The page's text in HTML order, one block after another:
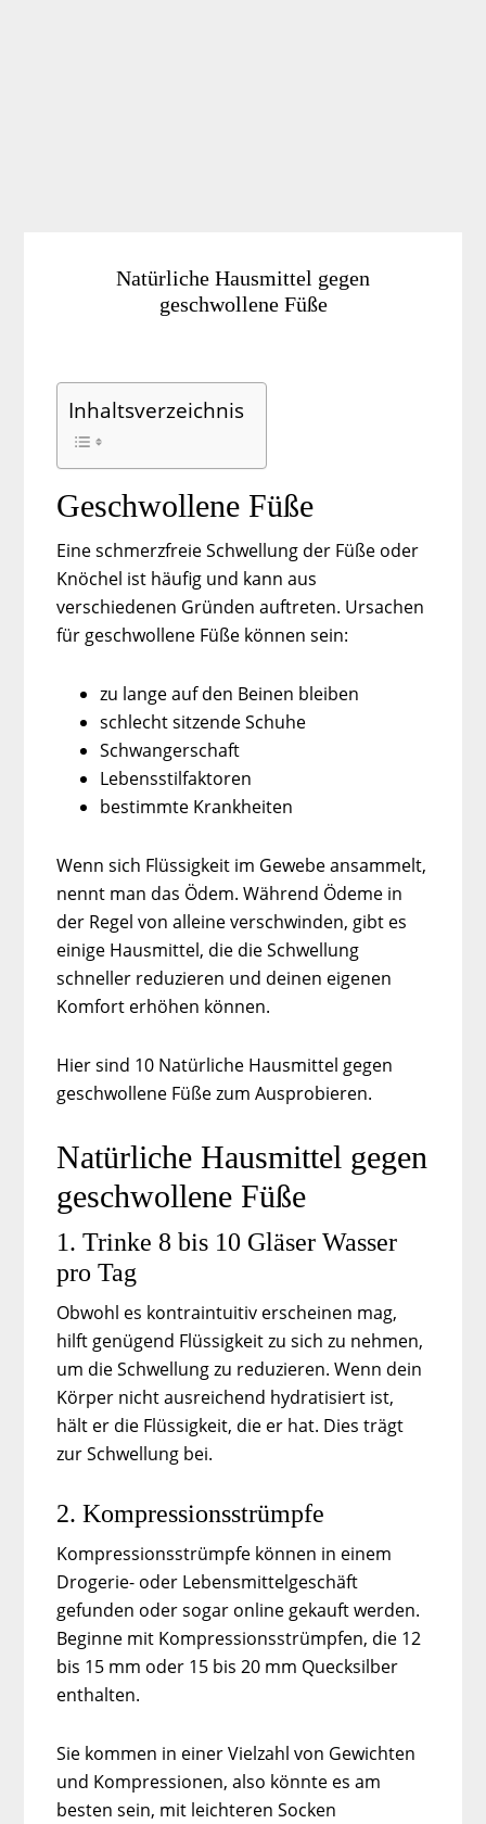
Natürliche Hausmittel gegen
geschwollene Füße
Inhaltsverzeichnis
Geschwollene Füße
Eine schmerzfreie Schwellung der Füße oder
Knöchel ist häufig und kann aus
verschiedenen Gründen auftreten. Ursachen
für geschwollene Füße können sein:
zu lange auf den Beinen bleiben
schlecht sitzende Schuhe
Schwangerschaft
Lebensstilfaktoren
bestimmte Krankheiten
Wenn sich Flüssigkeit im Gewebe ansammelt,
nennt man das Ödem. Während Ödeme in
der Regel von alleine verschwinden, gibt es
einige Hausmittel, die die Schwellung
schneller reduzieren und deinen eigenen
Komfort erhöhen können.
Hier sind 10 Natürliche Hausmittel gegen
geschwollene Füße zum Ausprobieren.
Natürliche Hausmittel gegen
geschwollene Füße
1. Trinke 8 bis 10 Gläser Wasser
pro Tag
Obwohl es kontraintuitiv erscheinen mag,
hilft genügend Flüssigkeit zu sich zu nehmen,
um die Schwellung zu reduzieren. Wenn dein
Körper nicht ausreichend hydratisiert ist,
hält er die Flüssigkeit, die er hat. Dies trägt
zur Schwellung bei.
2. Kompressionsstrümpfe
Kompressionsstrümpfe können in einem
Drogerie- oder Lebensmittelgeschäft
gefunden oder sogar online gekauft werden.
Beginne mit Kompressionsstrümpfen, die 12
bis 15 mm oder 15 bis 20 mm Quecksilber
enthalten.
Sie kommen in einer Vielzahl von Gewichten
und Kompressionen, also könnte es am
besten sein, mit leichteren Socken